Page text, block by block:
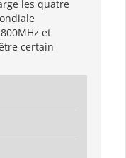
les quatre
et
certain